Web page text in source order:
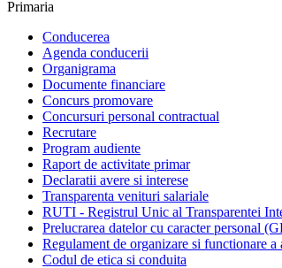
Primaria
Conducerea
Agenda conducerii
Organigrama
Documente financiare
Concurs promovare
Concursuri personal contractual
Recrutare
Program audiente
Raport de activitate primar
Declaratii avere si interese
Transparenta venituri salariale
RUTI - Registrul Unic al Transparentei
Prelucrarea datelor cu caracter personal
Regulament de organizare si functionare
Codul de etica si conduita